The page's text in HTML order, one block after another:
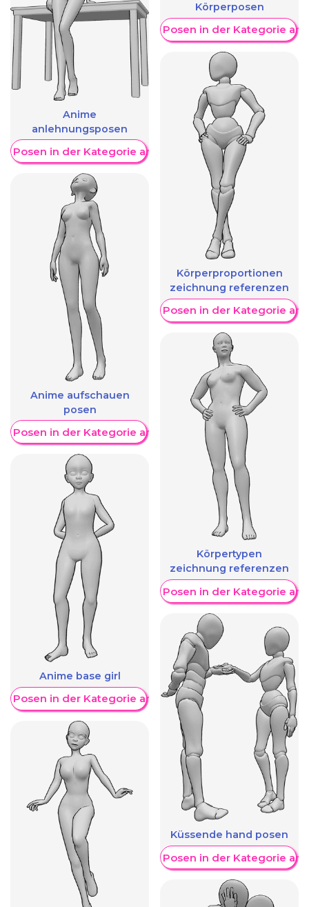
Anime
anlehnungsposen
Posen in der Kategorie anzeigen
Anime aufschauen
posen
Posen in der Kategorie anzeigen
Anime base girl
Posen in der Kategorie anzeigen
Körperposen
Weitere Posen in der Kategorie
Körperproportionen
zeichnung referenzen
Weitere Posen in der Kategorie
Körpertypen
zeichnung referenzen
Weitere Posen in der Kategorie
Küssende hand posen
Weitere Posen in der Kategorie